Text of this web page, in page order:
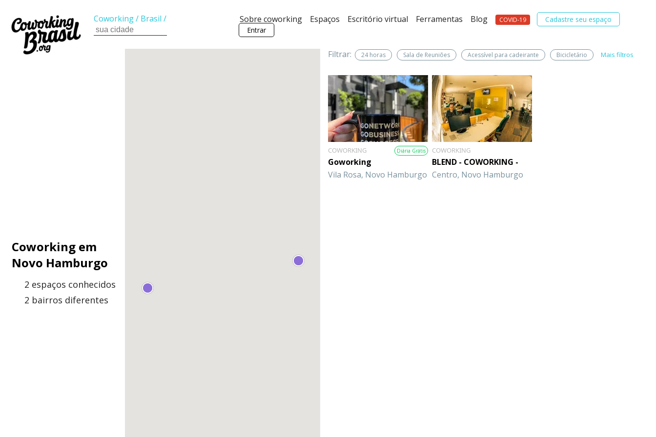
Sobre coworking Espaços Escritório virtual Ferramentas Blog COVID-19
Cadastre seu espaço
Entrar
Coworking/ Brasil /
Coworking em
Novo Hamburgo
2 espaços conhecidos
2 bairros diferentes
Filtrar: 24 horas Sala de Reuniões Acessível para cadeirante Bicicletário Mais filtros
COWORKING Diária Grátis
Goworking
Vila Rosa, Novo Hamburgo
COWORKING
BLEND - COWORKING -
Centro, Novo Hamburgo